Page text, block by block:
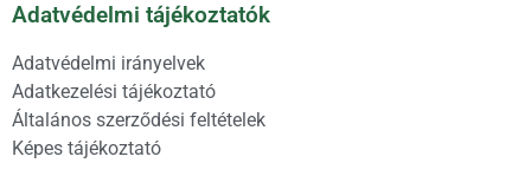
Adatvédelmi tájékoztatók
Adatvédelmi irányelvek
Adatkezelési tájékoztató
Általános szerződési feltételek
Képes tájékoztató